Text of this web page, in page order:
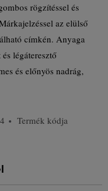
rögzítéssel és
az elülső
címkén. Anyaga
légáteresztő
és előnyös nadrág,
Termék kódja